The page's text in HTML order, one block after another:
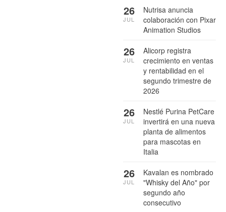
Nutrisa anuncia
colaboración con Pixar
Animation Studios
26
JUL
Alicorp registra
crecimiento en ventas
y rentabilidad en el
segundo trimestre de
2026
26
JUL
Nestlé Purina PetCare
invertirá en una nueva
planta de alimentos
para mascotas en
Italia
26
JUL
Kavalan es nombrado
"Whisky del Año" por
segundo año
consecutivo
26
JUL